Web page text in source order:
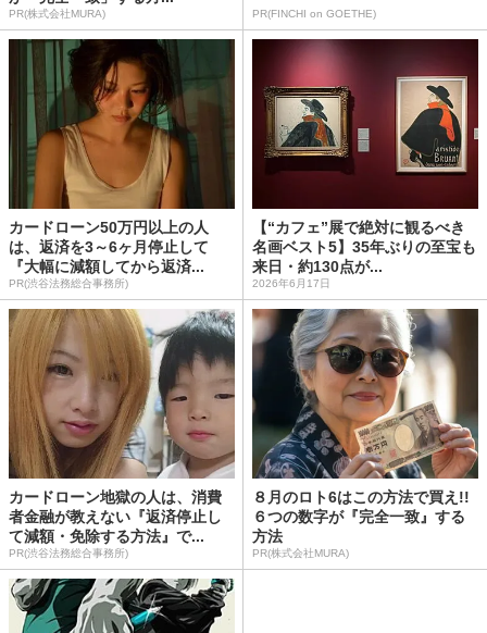
PR(株式会社MURA) PR(FINCHI on GOETHE)
カードローン50万円以上の人
は、返済を3～6ヶ月停止して
『大幅に減額してから返済...
PR(渋谷法務総合事務所)
【“カフェ”展で絶対に観るべき
名画ベスト5】35年ぶりの至宝も
来日・約130点が...
2026年6月17日
カードローン地獄の人は、消費
者金融が教えない『返済停止し
て減額・免除する方法』で...
PR(渋谷法務総合事務所)
８月のロト6はこの方法で買え!!
６つの数字が『完全一致』する
方法
PR(株式会社MURA)